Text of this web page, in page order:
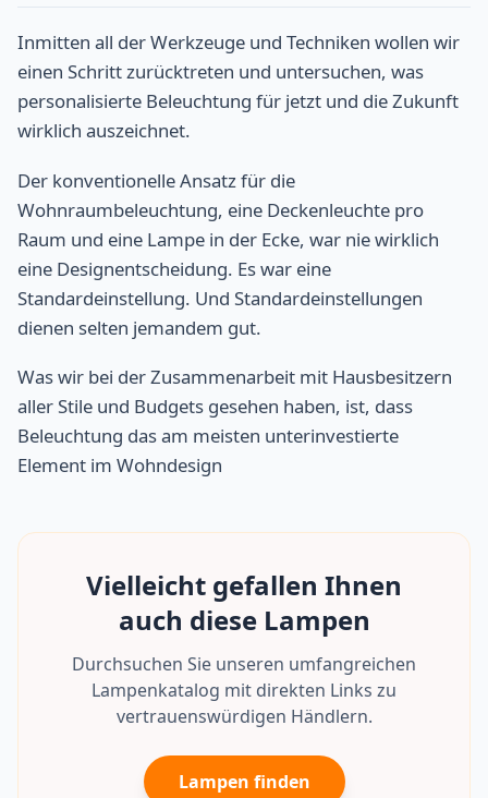
Inmitten all der Werkzeuge und Techniken wollen wir
einen Schritt zurücktreten und untersuchen, was
personalisierte Beleuchtung für jetzt und die Zukunft
wirklich auszeichnet.
Der konventionelle Ansatz für die
Wohnraumbeleuchtung, eine Deckenleuchte pro
Raum und eine Lampe in der Ecke, war nie wirklich
eine Designentscheidung. Es war eine
Standardeinstellung. Und Standardeinstellungen
dienen selten jemandem gut.
Was wir bei der Zusammenarbeit mit Hausbesitzern
aller Stile und Budgets gesehen haben, ist, dass
Beleuchtung das am meisten unterinvestierte
Element im Wohndesign
Vielleicht gefallen Ihnen
auch diese Lampen
Durchsuchen Sie unseren umfangreichen
Lampenkatalog mit direkten Links zu
vertrauenswürdigen Händlern.
Lampen finden